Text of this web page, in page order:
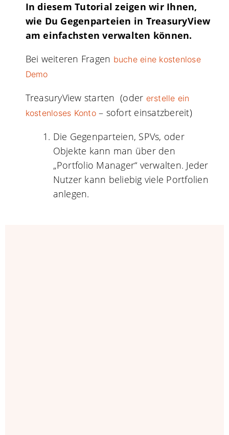
In diesem Tutorial zeigen wir Ihnen,
wie Du Gegenparteien in TreasuryView
am einfachsten verwalten können.
Bei weiteren Fragen buche eine kostenlose
Demo
TreasuryView starten (oder erstelle ein
kostenloses Konto– sofort einsatzbereit)
Die Gegenparteien, SPVs, oder
Objekte kann man über den
„Portfolio Manager“ verwalten. Jeder
Nutzer kann beliebig viele Portfolien
anlegen.